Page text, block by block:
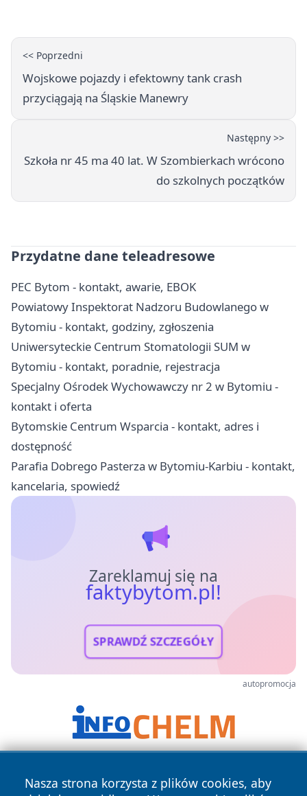
<< Poprzedni
Wojskowe pojazdy i efektowny tank crash
przyciągają na Śląskie Manewry
Następny >>
Szkoła nr 45 ma 40 lat. W Szombierkach wrócono
do szkolnych początków
Przydatne dane teleadresowe
PEC Bytom - kontakt, awarie, EBOK
Powiatowy Inspektorat Nadzoru Budowlanego w
Bytomiu - kontakt, godziny, zgłoszenia
Uniwersyteckie Centrum Stomatologii SUM w
Bytomiu - kontakt, poradnie, rejestracja
Specjalny Ośrodek Wychowawczy nr 2 w Bytomiu -
kontakt i oferta
Bytomskie Centrum Wsparcia - kontakt, adres i
dostępność
Parafia Dobrego Pasterza w Bytomiu-Karbiu - kontakt,
kancelaria, spowiedź
Zareklamuj się na
faktybytom.pl!
SPRAWDŹ SZCZEGÓŁY
autopromocja
Nasza strona korzysta z plików cookies, aby